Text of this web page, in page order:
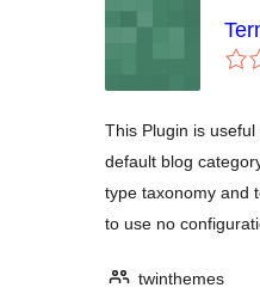
This Plugin is
default blog
type taxonomy and
to use no
twinthemes